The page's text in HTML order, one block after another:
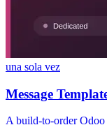
una sola vez
Message
A build-to-order Odoo